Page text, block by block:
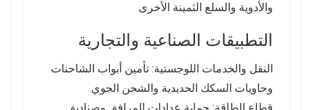
والأدوية والسلع الثمينة الأخرى
التطبيقات الصناعية والتجارية
النقل والخدمات اللوجستية: تأمين أبواب الشاحنات
وحاويات السكك الحديدية والشحن الجوي